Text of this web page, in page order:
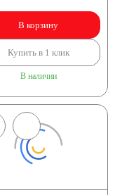
В корзину
Купить в 1 клик
В наличии